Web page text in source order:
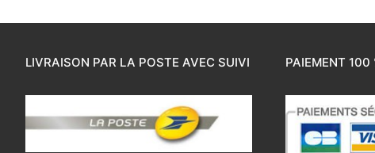
LIVRAISON PAR LA POSTE AVEC SUIVI PAIEMENT 100